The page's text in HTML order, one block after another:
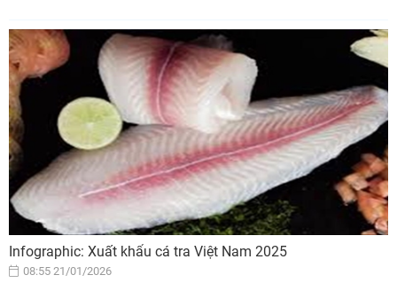
Infographic: Xuất khẩu cá tra Việt Nam 2025
08:55 21/01/2026